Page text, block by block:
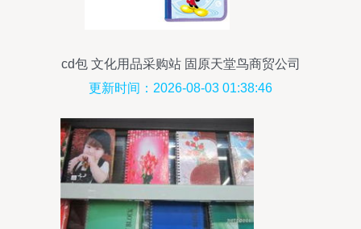
cd包 文化用品采购站 固原天堂鸟商贸公司
更新时间：2026-08-03 01:38:46